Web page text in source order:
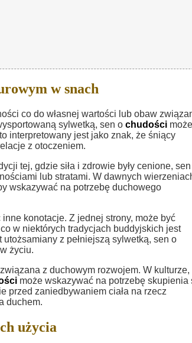
w snach
co do własnej wartości lub obaw
sylwetką, sen o chudości może
interpretowany jest jako znak, że śniący
z otoczeniem.
tej, gdzie siła i zdrowie były cenione,
lub stratami. W dawnych
wskazywać na potrzebę duchowego
inne konotacje. Z jednej strony, może być
w niektórych tradycjach buddyjskich jest
z pełniejszą sylwetką, sen o
życiu.
z duchowym rozwojem. W kulturze,
może wskazywać na potrzebę skupienia
przed zaniedbywaniem ciała na rzecz
duchem.
użycia